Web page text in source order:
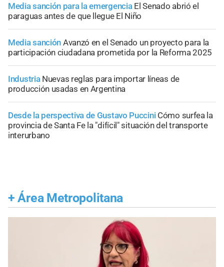
Media sanción para la emergencia El Senado abrió el
paraguas antes de que llegue El Niño
Media sanción Avanzó en el Senado un proyecto para la
participación ciudadana prometida por la Reforma 2025
Industria Nuevas reglas para importar líneas de
producción usadas en Argentina
Desde la perspectiva de Gustavo Puccini Cómo surfea la
provincia de Santa Fe la "difícil" situación del transporte
interurbano
+ Área Metropolitana